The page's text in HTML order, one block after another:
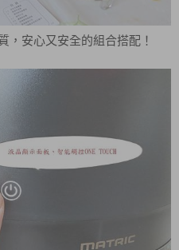
，安心又安全的組合搭配！